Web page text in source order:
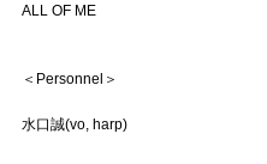
ALL OF ME
＜Personnel＞
水口誠(vo, harp)